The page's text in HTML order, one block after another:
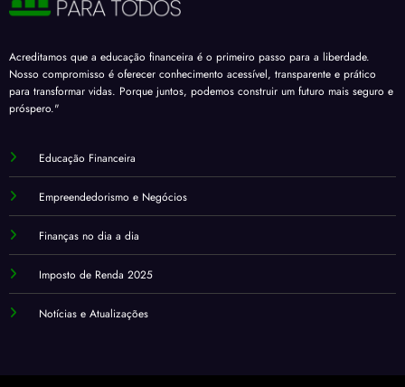
Acreditamos que a educação financeira é o primeiro passo para a liberdade.
Nosso compromisso é oferecer conhecimento acessível, transparente e prático
para transformar vidas. Porque juntos, podemos construir um futuro mais seguro e
próspero."
Educação Financeira
Empreendedorismo e Negócios
Finanças no dia a dia
Imposto de Renda 2025
Notícias e Atualizações